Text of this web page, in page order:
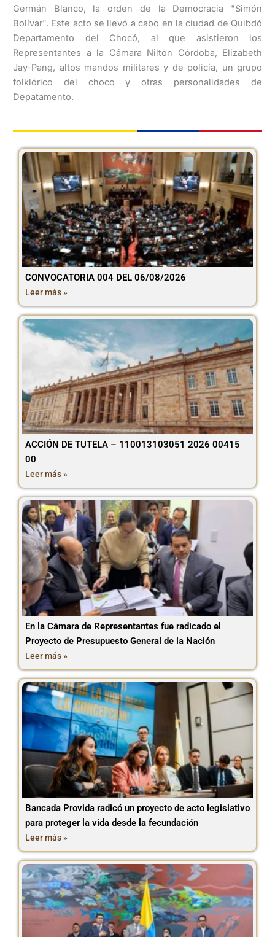
Germán Blanco, la orden de la Democracia "Simón
Bolívar". Este acto se llevó a cabo en la ciudad de Quibdó
Departamento del Chocó, al que asistieron los
Representantes a la Cámara Nilton Córdoba, Elizabeth
Jay-Pang, altos mandos militares y de policía, un grupo
folklórico del choco y otras personalidades de
Depatamento.
CONVOCATORIA 004 DEL 06/08/2026
Leer más »
ACCIÓN DE TUTELA – 110013103051 2026 00415
00
Leer más »
En la Cámara de Representantes fue radicado el
Proyecto de Presupuesto General de la Nación
Leer más »
Bancada Provida radicó un proyecto de acto legislativo
para proteger la vida desde la fecundación
Leer más »